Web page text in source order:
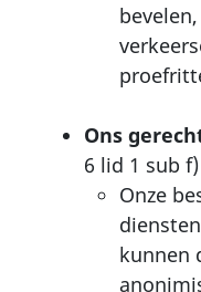
Ons
6 lid 1 sub
Onze
kunnen